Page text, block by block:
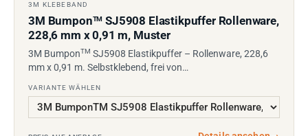
3M KLEBEBAND
3M BumponTM SJ5908 Elastikpuffer Rollenware,
228,6 mm x 0,91 m, Muster
3M BumponTM SJ5908 Elastikpuffer – Rollenware, 228,6
mm x 0,91 m. Selbstklebend, frei von…
VARIANTE WÄHLEN